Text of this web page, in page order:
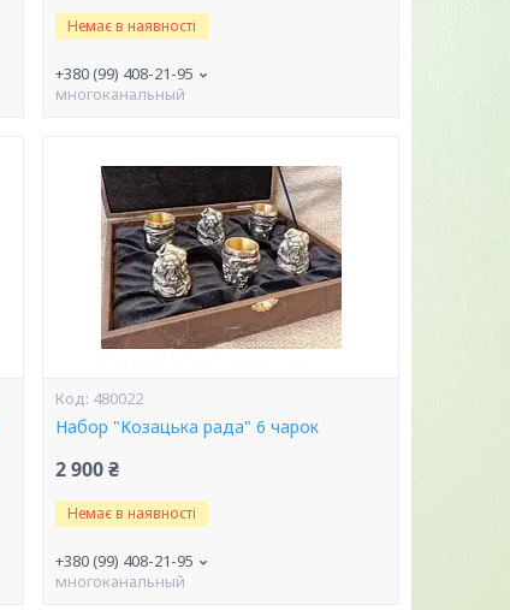
Немає в наявності
+380 (99) 408-21-95
многоканальный
480022
Набор "Козацька рада" 6 чарок
2 900 ₴
Немає в наявності
+380 (99) 408-21-95
многоканальный